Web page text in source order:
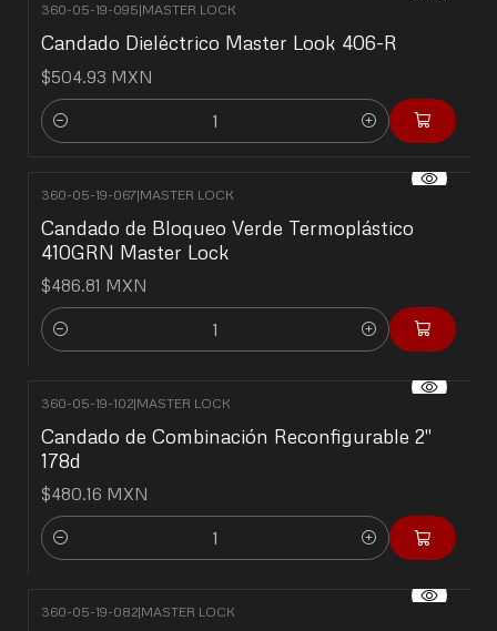
360-05-19-095|MASTER LOCK
Candado Dieléctrico Master Look 406-R
$504.93 MXN
Cantidad
360-05-19-067|MASTER LOCK
Candado de Bloqueo Verde Termoplástico
410GRN Master Lock
$486.81 MXN
Cantidad
360-05-19-102|MASTER LOCK
Candado de Combinación Reconfigurable 2"
178d
$480.16 MXN
Cantidad
360-05-19-082|MASTER LOCK